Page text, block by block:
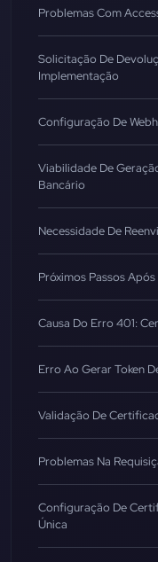
Problemas Com
Solicitação De
Implementação
Configuração De
Viabilidade De
Bancário
Necessidade De
Próximos Passos
Causa Do Erro 401:
Erro Ao Gerar Token
Validação De
Problemas Na
Configuração De
Única